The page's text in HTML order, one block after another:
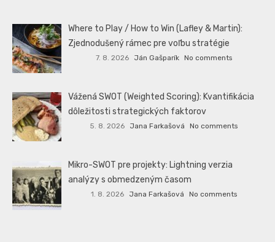
Where to Play / How to Win (Lafley & Martin):
Zjednodušený rámec pre voľbu stratégie
7. 8. 2026 Ján Gašparík No comments
Vážená SWOT (Weighted Scoring): Kvantifikácia
dôležitosti strategických faktorov
5. 8. 2026 Jana Farkašová No comments
Mikro-SWOT pre projekty: Lightning verzia
analýzy s obmedzeným časom
1. 8. 2026 Jana Farkašová No comments